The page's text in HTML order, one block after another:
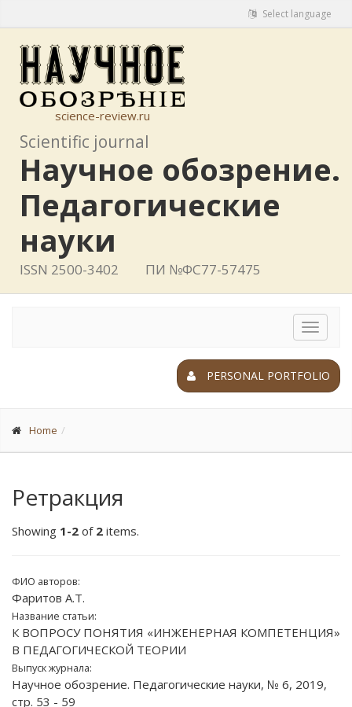
Select language
science-review.ru
Scientific journal
Научное обозрение.
Педагогические
науки
ISSN 2500-3402 ПИ №ФС77-57475
Toggle
PERSONAL PORTFOLIO
Home
Ретракция
Showing 1-2 of 2 items.
ФИО авторов:
Фаритов А.Т.
Название статьи:
К ВОПРОСУ ПОНЯТИЯ «ИНЖЕНЕРНАЯ КОМПЕТЕНЦИЯ»
В ПЕДАГОГИЧЕСКОЙ ТЕОРИИ
Выпуск журнала:
Научное обозрение. Педагогические науки, № 6, 2019,
стр. 53 - 59